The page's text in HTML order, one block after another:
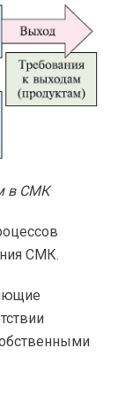
в СМК
СМК.